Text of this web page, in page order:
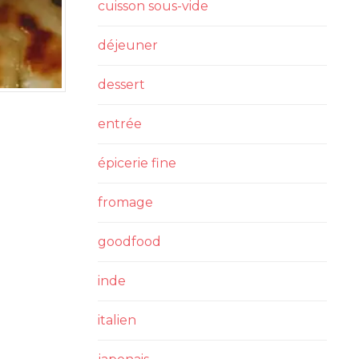
cuisson sous-vide
déjeuner
dessert
entrée
épicerie fine
fromage
goodfood
inde
italien